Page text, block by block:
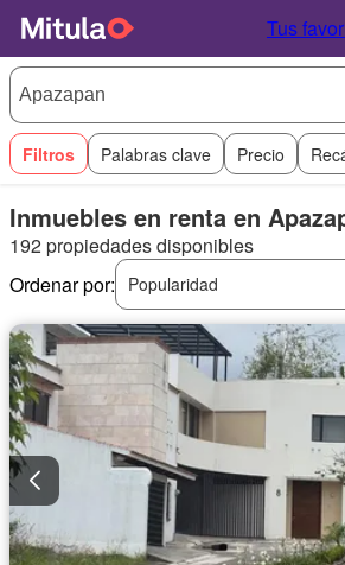
Tus
Filtros Palabras clave Precio
Inmuebles en renta en
192 propiedades disponibles
Ordenar por:
Popularidad